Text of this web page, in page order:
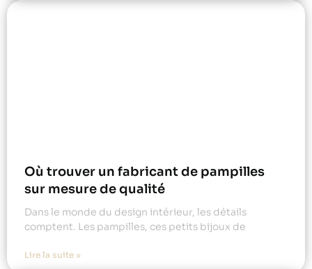
Où trouver un fabricant de pampilles
sur mesure de qualité
Dans le monde du design intérieur, les détails
comptent. Les pampilles, ces petits bijoux de
Lire la suite »